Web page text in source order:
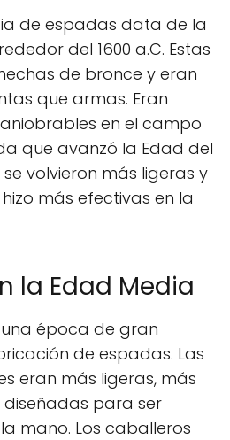
de espadas data de la
del 1600 a.C. Estas
de bronce y eran
que armas. Eran
en el campo
que avanzó la Edad del
volvieron más ligeras y
más efectivas en la
la Edad Media
época de gran
de espadas. Las
eran más ligeras, más
para ser
mano. Los caballeros